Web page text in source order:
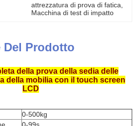
attrezzatura di prova di fatica
Macchina di test di impatto
Del Prodotto
della prova della sedia delle
della mobilia con il touch screen
LCD
0-500kg